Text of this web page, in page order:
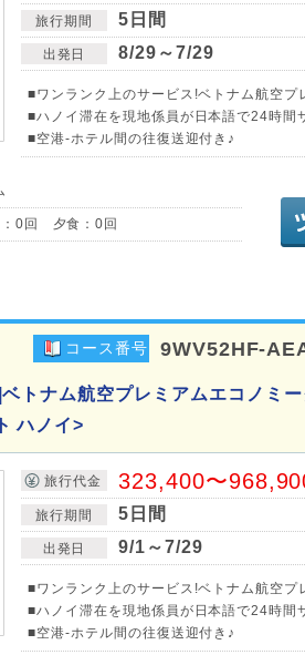
旅行期間 5日間
出発日 8/29～7/29
■ワンランク上のサービス!ベトナム航空プ
■ハノイ滞在を現地係員が日本語で24時間
■空港-ホテル間の往復送迎付き♪
0回 夕食：0回
コース番号 9WV52HF-
トナム航空プレミアムエコノミ
ハノイ>
旅行代金 323,400〜
旅行期間 5日間
出発日 9/1～7/29
■ワンランク上のサービス!ベトナム航空プ
■ハノイ滞在を現地係員が日本語で24時間
■空港-ホテル間の往復送迎付き♪